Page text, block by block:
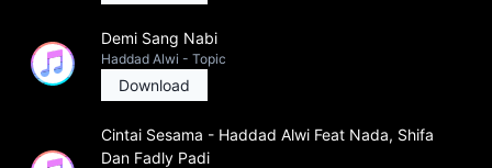
Demi Sang Nabi
Haddad Alwi - Topic
Download
Cintai Sesama - Haddad Alwi Feat Nada, Shifa
Dan Fadly Padi